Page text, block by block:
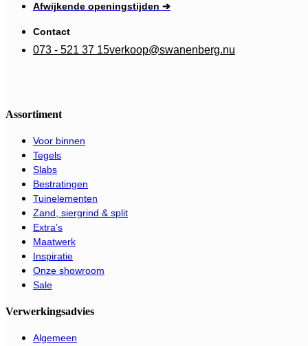
Afwijkende openingstijden ➔
Contact
073 - 521 37 15verkoop@swanenberg.nu
Assortiment
Voor binnen
Tegels
Slabs
Bestratingen
Tuinelementen
Zand, siergrind & split
Extra’s
Maatwerk
Inspiratie
Onze showroom
Sale
Verwerkingsadvies
Algemeen